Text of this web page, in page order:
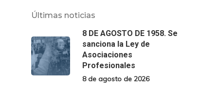
Últimas noticias
8 DE AGOSTO DE 1958. Se
sanciona la Ley de
Asociaciones
Profesionales
8 de agosto de 2026